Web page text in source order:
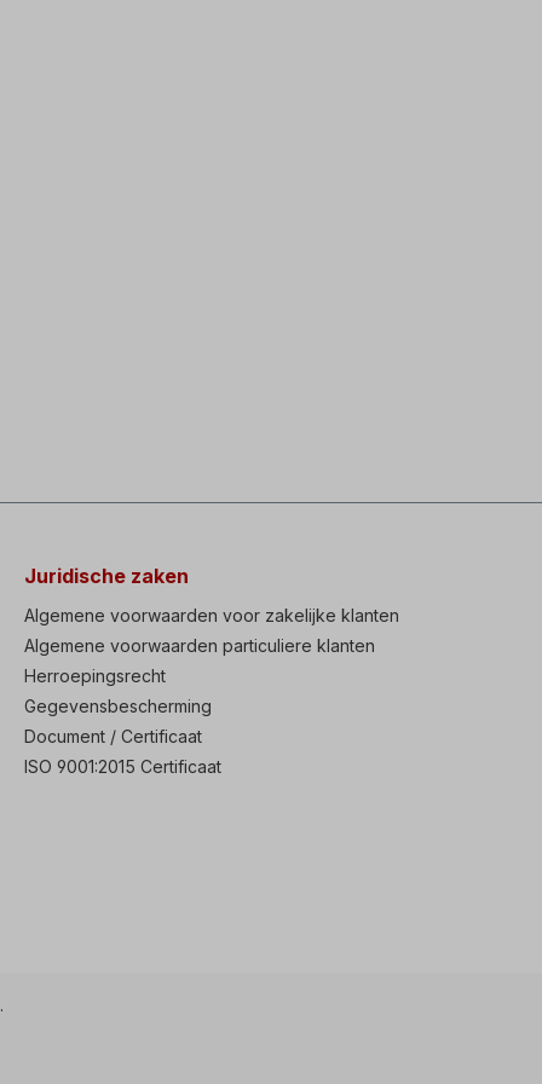
Juridische zaken
Algemene voorwaarden voor zakelijke klanten
Algemene voorwaarden particuliere klanten
Herroepingsrecht
Gegevensbescherming
Document / Certificaat
ISO 9001:2015 Certificaat